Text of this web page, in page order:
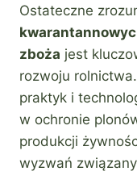
Ostateczne
zboża jest
rozwoju
praktyk i
w ochronie
produkcji
wyzwań